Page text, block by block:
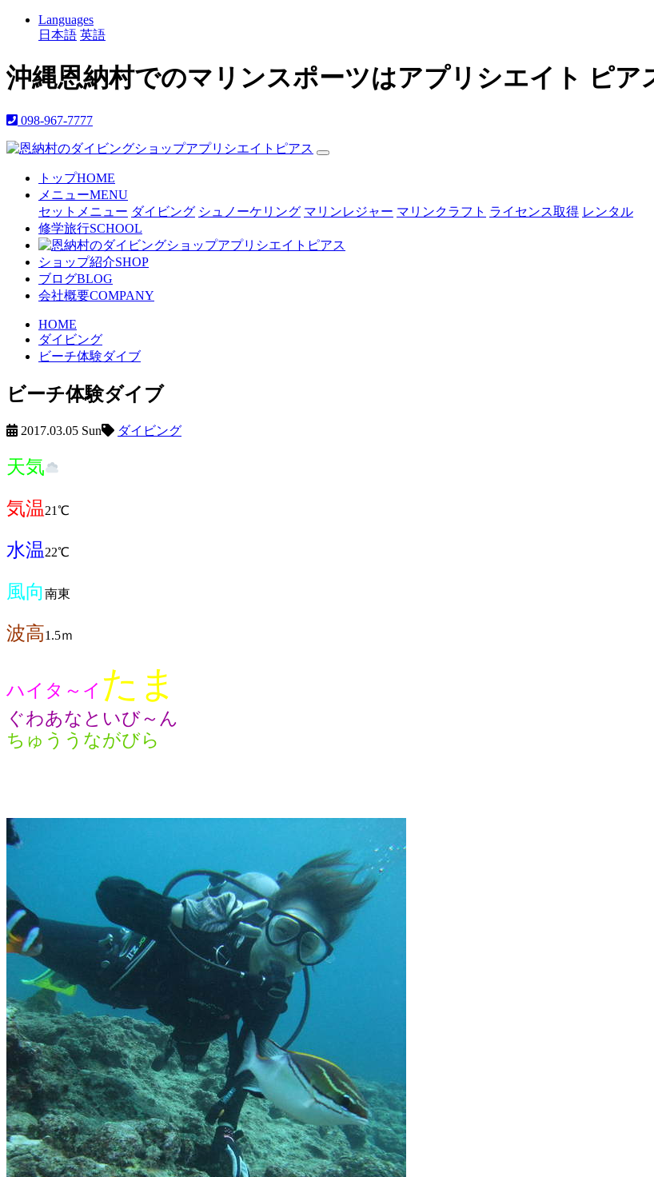
Languages
日本語 英語
沖縄恩納村でのマリンスポーツはアプリシエイト ピ
098-967-7777
トップHOME
メニューMENU
セットメニュー ダイビング シュノーケリング マリンレジャー マリンクラフト ライセンス取得 レンタル
修学旅行SCHOOL
ショップ紹介SHOP
ブログBLOG
会社概要COMPANY
HOME
ダイビング
ビーチ体験ダイブ
ビーチ体験ダイブ
2017.03.05 Sun ダイビング
天気
気温21℃
水温22℃
風向南東
波高1.5ｍ
ハイタ～イ たま
ぐわあなといび～ん
ちゅううながびら